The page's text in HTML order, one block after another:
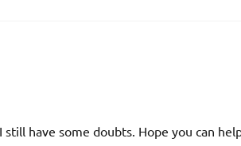
have some doubts. Hope you can